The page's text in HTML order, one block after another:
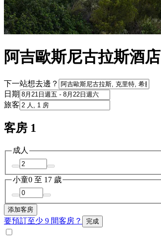
阿吉歐斯尼古拉斯酒店
下一站想去邊？
日期
旅客
客房 1
成人
小童0 至 17 歲
添加客房
要預訂至少 9 間客房？ 完成